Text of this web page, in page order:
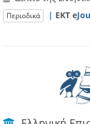
Περιοδικά | ΕΚΤ e